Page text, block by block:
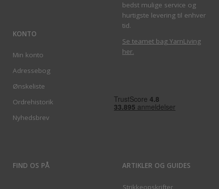
KONTO
Min konto
Adressebog
Ønskeliste
Ordrehistorik
Nyhedsbrev
bedst mulige service og
hurtigste levering til enhver
tid.
Se teamet bag YarnLiving
her.
FIND OS PÅ ARTIKLER OG GUIDES
Strikkeopskrifter